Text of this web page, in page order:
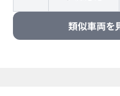
類似車両を